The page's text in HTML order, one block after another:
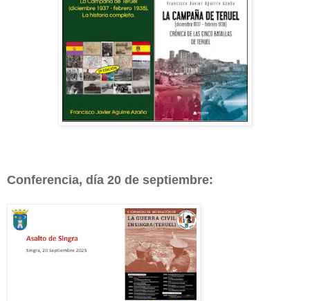
Conferencia, día 20 de septiembre: